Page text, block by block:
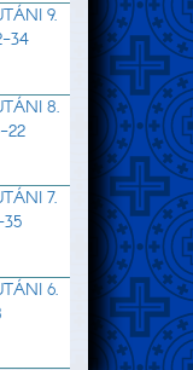
9.
34
8.
22
7.
6.